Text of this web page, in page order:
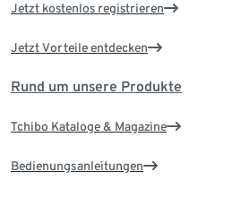
Jetzt kostenlos registrieren
Jetzt Vorteile entdecken
Rund um unsere Produkte
Tchibo Kataloge & Magazine
Bedienungsanleitungen